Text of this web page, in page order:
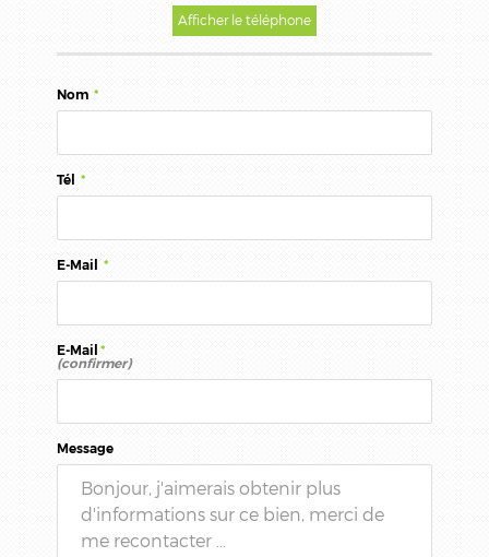
Afficher le téléphone
Nom *
Tél *
E-Mail *
E-Mail *
(confirmer)
Message